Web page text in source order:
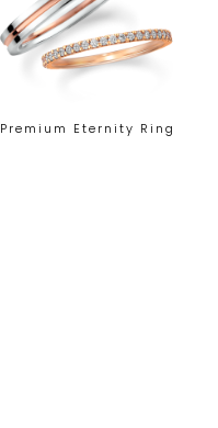
Premium Eternity Ring